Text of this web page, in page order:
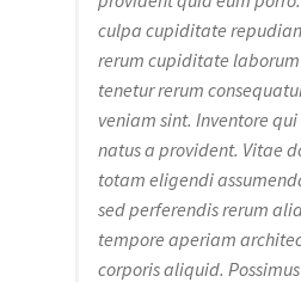
culpa cupiditate
rerum cupiditate
tenetur rerum
veniam sint. Inventore
natus a provident. Vitae
totam eligendi
sed perferendis rerum
tempore aperiam
corporis aliquid.